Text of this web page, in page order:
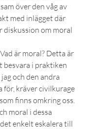
över den våg av
med inlägget där
diskussion om moral
är moral? Detta är
besvara i praktiken
och den andra
kräver civilkurage
finns omkring oss.
moral i dessa
enkelt eskalera till